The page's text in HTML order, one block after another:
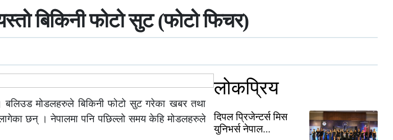
बिकिनी फोटो सुट (फोटो फिचर)
बलिउड मोडलहरुले बिकिनी फोटो सुट गरेका खबर तथा
छन् । नेपालमा पनि पछिल्लो समय केहि मोडलहरुले
लोकप्रिय
दिपल प्रिजेन्टर्स मिस
युनिभर्स नेपाल...